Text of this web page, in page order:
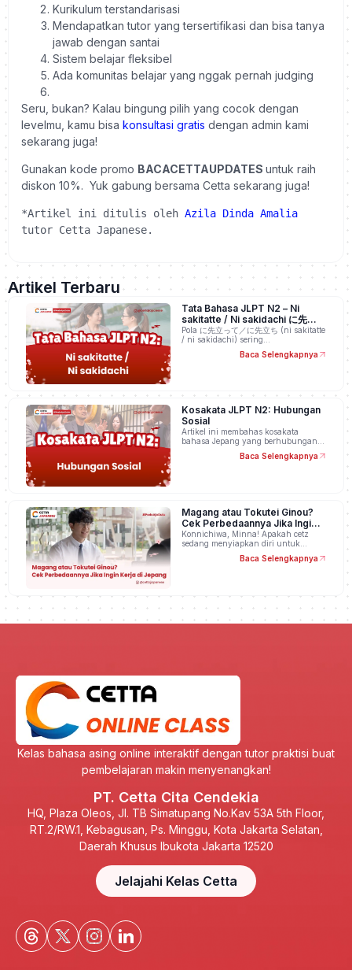
Kurikulum terstandarisasi
Mendapatkan tutor yang tersertifikasi dan bisa tanya
jawab dengan santai
Sistem belajar fleksibel
Ada komunitas belajar yang nggak pernah judging
Seru, bukan? Kalau bingung pilih yang cocok dengan
levelmu, kamu bisa konsultasi gratis dengan admin kami
sekarang juga!
Gunakan kode promo BACACETTAUPDATES untuk raih
diskon 10%. Yuk gabung bersama Cetta sekarang juga!
*Artikel ini ditulis oleh Azila Dinda Amalia
tutor Cetta Japanese.
Artikel Terbaru
Tata Bahasa JLPT N2 – Ni
sakitatte / Ni sakidachi に先立っ
て／に先立ち
Pola に先立って／に先立ち (ni sakitatte
/ ni sakidachi) sering…
Baca Selengkapnya
Kosakata JLPT N2: Hubungan
Sosial
Artikel ini membahas kosakata
bahasa Jepang yang berhubungan…
Baca Selengkapnya
Magang atau Tokutei Ginou?
Cek Perbedaannya Jika Ingin
Kerja di Jepang
Konnichiwa, Minna! Apakah cetz
sedang menyiapkan diri untuk…
Baca Selengkapnya
Kelas bahasa asing online interaktif dengan tutor praktisi buat
pembelajaran makin menyenangkan!
PT. Cetta Cita Cendekia
HQ, Plaza Oleos, Jl. TB Simatupang No.Kav 53A 5th Floor,
RT.2/RW.1, Kebagusan, Ps. Minggu, Kota Jakarta Selatan,
Daerah Khusus Ibukota Jakarta 12520
Jelajahi Kelas Cetta